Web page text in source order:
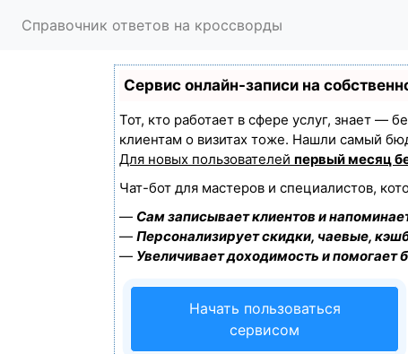
Справочник ответов на кроссворды
Сервис онлайн-записи на
Тот, кто работает в сфере услуг, знает —
клиентам о визитах тоже. Нашли самый
Для новых пользователей первый месяц
Чат-бот для мастеров и специалистов,
— Сам записывает клиентов и
— Персонализирует скидки, чаевые,
— Увеличивает доходимость и помогает
Начать пользоваться
сервисом